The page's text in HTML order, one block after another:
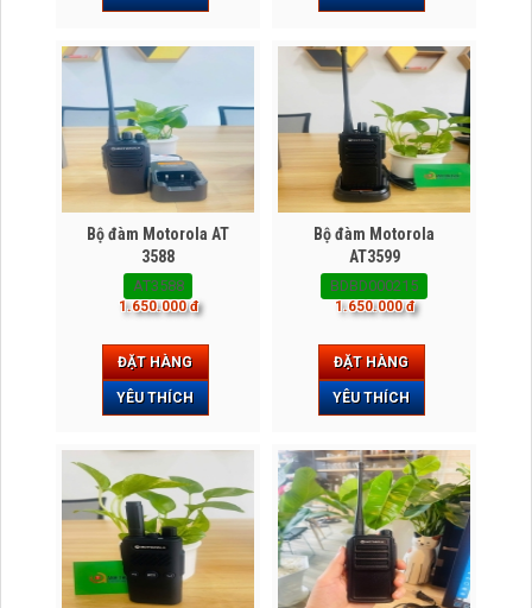
Bộ đàm Motorola AT
3588
AT3588
1.650.000 đ
ĐẶT HÀNG
YÊU THÍCH
Bộ đàm Motorola
AT3599
BDBD000215
1.650.000 đ
ĐẶT HÀNG
YÊU THÍCH